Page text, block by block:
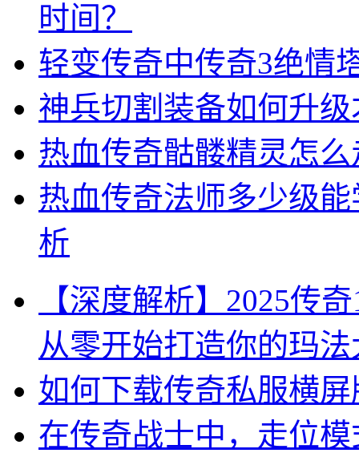
时间？
轻变传奇中传奇3绝情
神兵切割装备如何升
热血传奇骷髅精灵怎
热血传奇法师多少级
析
【深度解析】2025传
从零开始打造你的玛
如何下载传奇私服横
在传奇战士中，走位